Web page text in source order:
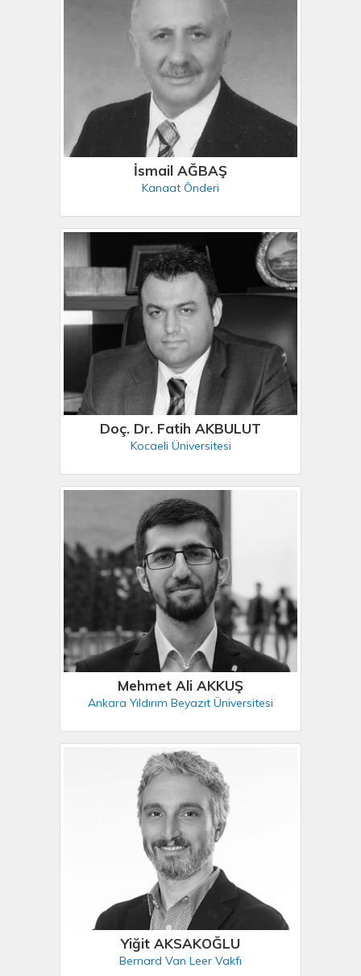
İsmail AĞBAŞ
Kanaat Önderi
Doç. Dr. Fatih AKBULUT
Kocaeli Üniversitesi
Mehmet Ali AKKUŞ
Ankara Yıldırım Beyazıt Üniversitesi
Yiğit AKSAKOĞLU
Bernard Van Leer Vakfı